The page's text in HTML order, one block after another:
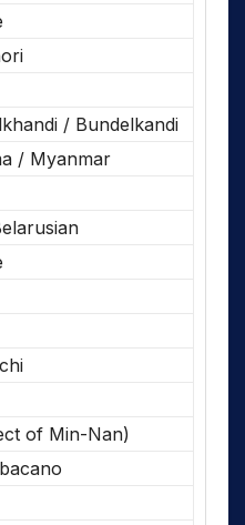
/ Bundelkandi
/ Myanmar
of Min-Nan)